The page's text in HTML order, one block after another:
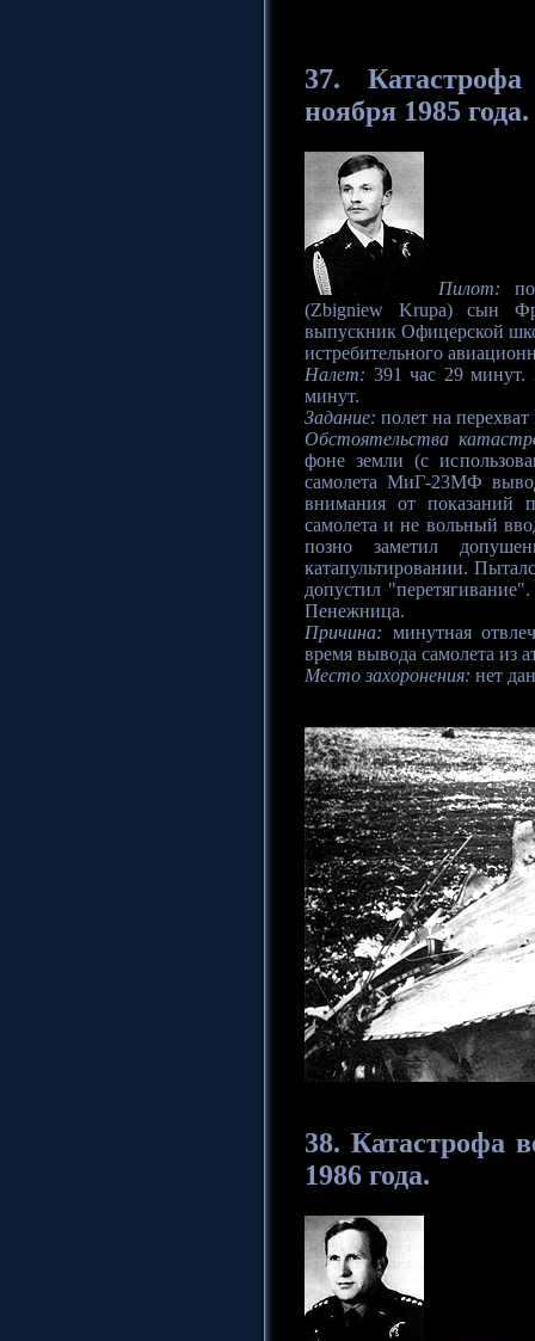
37. Катастрофа
ноября 1985 года.
Пилот:
(Zbigniew Krupa) сын
выпускник Офицерской
истребительного
Налет: 391 час 29
минут.
Задание: полет на
Обстоятельства
фоне земли (с
самолета МиГ-23МФ
внимания от показаний
самолета и не вольный
позно заметил
катапультировании.
допустил
Пенежница.
Причина: минутная
время вывода самолета из
Место захоронения: нет
38. Катастрофа
1986 года.